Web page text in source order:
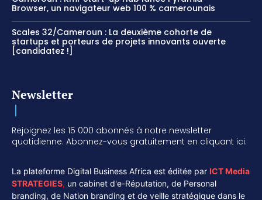
Browser, un navigateur web 100 % camerounais
Scales 32/Cameroun : La deuxième cohorte de
startups et porteurs de projets innovants ouverte
[candidatez !]
Newsletter
Rejoignez les 15 000 abonnés à notre newsletter
quotidienne. Abonnez-vous gratuitement en cliquant ici.
La plateforme Digital Business Africa est éditée par ICT Media
STRATEGIES, un cabinet d'e-Réputation, de Personal
branding, de Nation branding et de veille stratégique dans le